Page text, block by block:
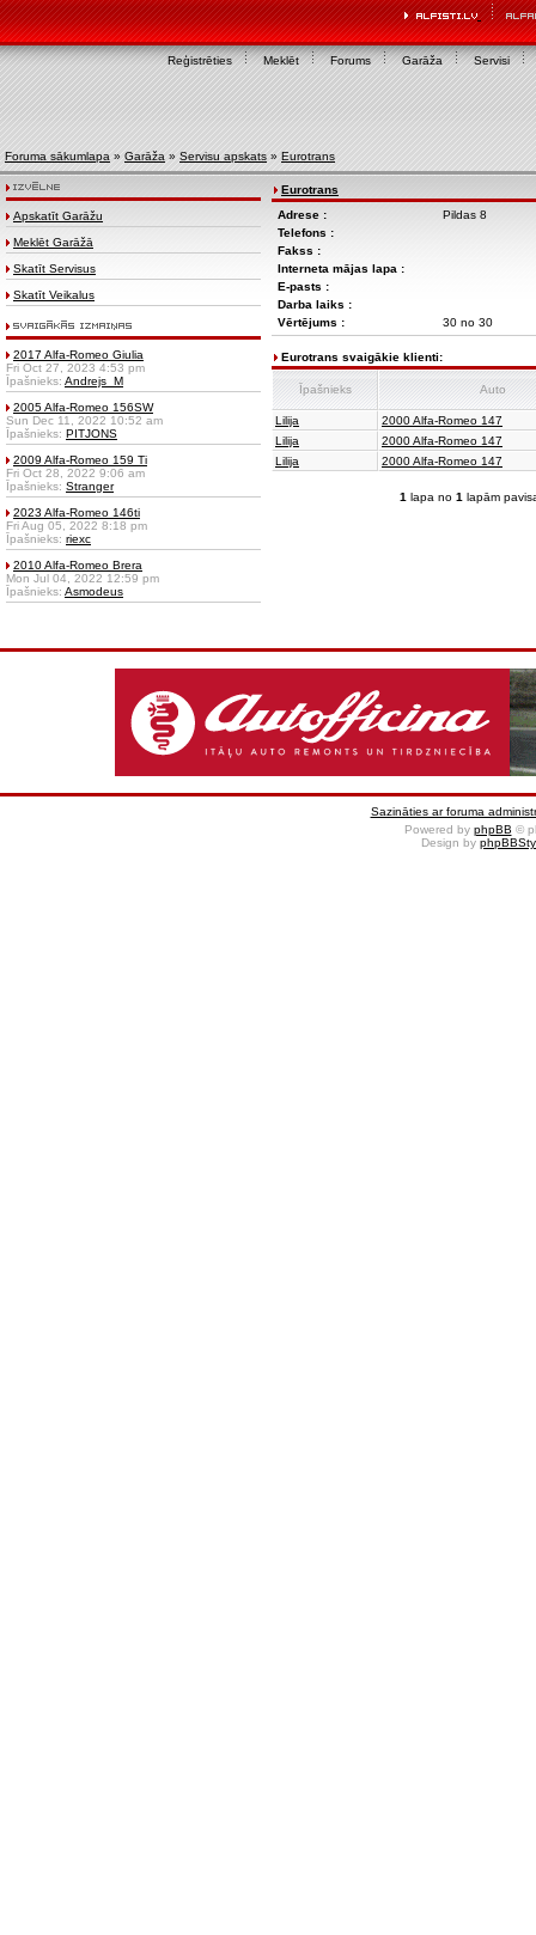
Reģistrēties Meklēt Forums Garāža Servisi
Foruma sākumlapa » Garāža » Servisu apskats » Eurotrans
Apskatīt Garāžu
Meklēt Garāžā
Skatīt Servisus
Skatīt Veikalus
2017 Alfa-Romeo Giulia
Fri Oct 27, 2023 4:53 pm
Īpašnieks: Andrejs_M
2005 Alfa-Romeo 156SW
Sun Dec 11, 2022 10:52 am
Īpašnieks: PITJONS
2009 Alfa-Romeo 159 Ti
Fri Oct 28, 2022 9:06 am
Īpašnieks: Stranger
2023 Alfa-Romeo 146ti
Fri Aug 05, 2022 8:18 pm
Īpašnieks: riexc
2010 Alfa-Romeo Brera
Mon Jul 04, 2022 12:59 pm
Īpašnieks: Asmodeus
Eurotrans
Adrese :
Pildas 8
Telefons :
Fakss :
Interneta mājas lapa :
E-pasts :
Darba laiks :
Vērtējums :
30 no 30
Eurotrans svaigākie klienti:
Īpašnieks Auto
Lilija
2000 Alfa-Romeo 147
Lilija
2000 Alfa-Romeo 147
Lilija
2000 Alfa-Romeo 147
1 lapa no 1 lapām
Sazināties ar foruma
Powered by phpBB ©
Design by